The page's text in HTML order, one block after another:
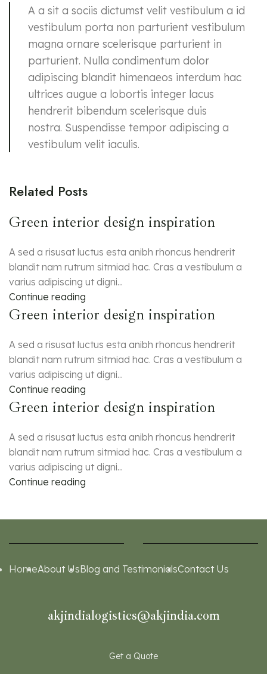
A a sit a sociis dictumst velit vestibulum a id
vestibulum porta non parturient vestibulum
magna ornare scelerisque parturient in
parturient. Nulla condimentum dolor
adipiscing blandit himenaeos interdum hac
ultrices augue a lobortis integer lacus
hendrerit bibendum scelerisque duis
nostra. Suspendisse tempor adipiscing a
vestibulum velit iaculis.
Related Posts
Green interior design inspiration
A sed a risusat luctus esta anibh rhoncus hendrerit
blandit nam rutrum sitmiad hac. Cras a vestibulum a
varius adipiscing ut digni...
Continue reading
Green interior design inspiration
A sed a risusat luctus esta anibh rhoncus hendrerit
blandit nam rutrum sitmiad hac. Cras a vestibulum a
varius adipiscing ut digni...
Continue reading
Green interior design inspiration
A sed a risusat luctus esta anibh rhoncus hendrerit
blandit nam rutrum sitmiad hac. Cras a vestibulum a
varius adipiscing ut digni...
Continue reading
HomeAbout UsBlog and TestimonialsContact Us
akjindialogistics@akjindia.com
Get a Quote